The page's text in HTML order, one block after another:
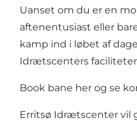
Uanset om du er en
aftenentusiast eller
kamp ind i løbet af
Idrætscenters
Book bane her og se
Erritsø Idrætscenter vil